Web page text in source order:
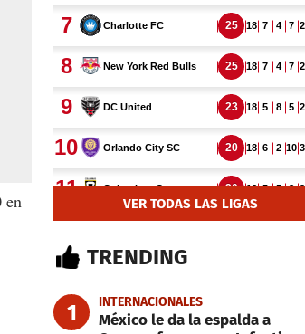
en
VER TODAS LAS LIGAS
TRENDING
1 INTERNACIONALES
México le da la espalda a